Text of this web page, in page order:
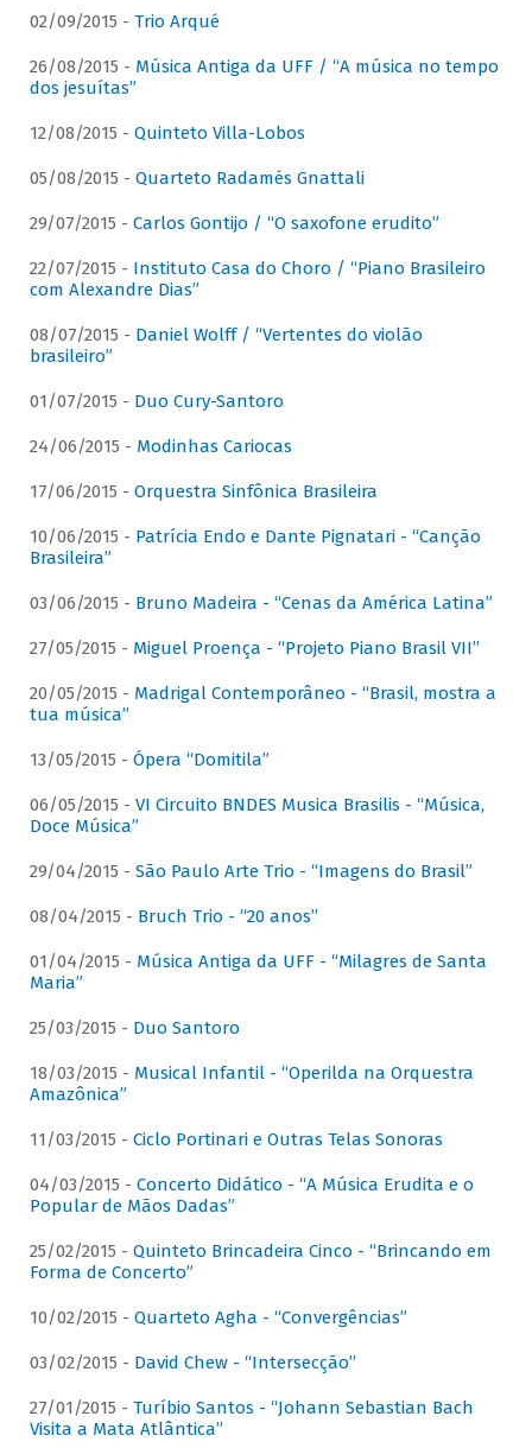
02/09/2015 - Trio Arqué
26/08/2015 - Música Antiga da UFF / “A música no tempo
dos jesuítas”
12/08/2015 - Quinteto Villa-Lobos
05/08/2015 - Quarteto Radamés Gnattali
29/07/2015 - Carlos Gontijo / “O saxofone erudito”
22/07/2015 - Instituto Casa do Choro / “Piano Brasileiro
com Alexandre Dias”
08/07/2015 - Daniel Wolff / “Vertentes do violão
brasileiro”
01/07/2015 - Duo Cury-Santoro
24/06/2015 - Modinhas Cariocas
17/06/2015 - Orquestra Sinfônica Brasileira
10/06/2015 - Patrícia Endo e Dante Pignatari - “Canção
Brasileira”
03/06/2015 - Bruno Madeira - “Cenas da América Latina”
27/05/2015 - Miguel Proença - “Projeto Piano Brasil VII”
20/05/2015 - Madrigal Contemporâneo - “Brasil, mostra a
tua música”
13/05/2015 - Ópera “Domitila”
06/05/2015 - VI Circuito BNDES Musica Brasilis - “Música,
Doce Música”
29/04/2015 - São Paulo Arte Trio - “Imagens do Brasil”
08/04/2015 - Bruch Trio - “20 anos”
01/04/2015 - Música Antiga da UFF - “Milagres de Santa
Maria”
25/03/2015 - Duo Santoro
18/03/2015 - Musical Infantil - “Operilda na Orquestra
Amazônica”
11/03/2015 - Ciclo Portinari e Outras Telas Sonoras
04/03/2015 - Concerto Didático - “A Música Erudita e o
Popular de Mãos Dadas”
25/02/2015 - Quinteto Brincadeira Cinco - “Brincando em
Forma de Concerto”
10/02/2015 - Quarteto Agha - “Convergências”
03/02/2015 - David Chew - “Intersecção”
27/01/2015 - Turíbio Santos - “Johann Sebastian Bach
Visita a Mata Atlântica”